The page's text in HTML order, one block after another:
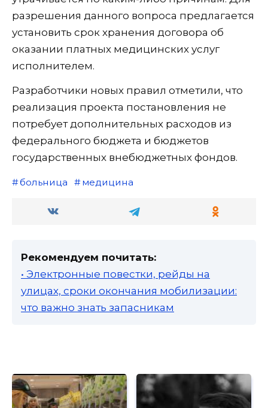
разрешения данного вопроса предлагается
установить срок хранения договора об
оказании платных медицинских услуг
исполнителем.
Разработчики новых правил отметили, что
реализация проекта постановления не
потребует дополнительных расходов из
федерального бюджета и бюджетов
государственных внебюджетных фондов.
больница медицина
Рекомендуем почитать:
• Электронные повестки, рейды на
улицах, сроки окончания мобилизации:
что важно знать запасникам